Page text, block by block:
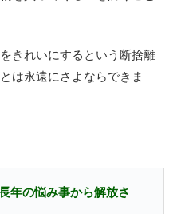
きれいにするという断捨離
は永遠にさよならできま
年の悩み事から解放さ